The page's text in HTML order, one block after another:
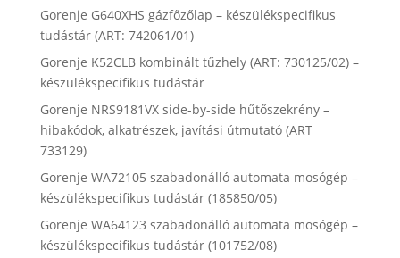
Gorenje G640XHS gázfőzőlap – készülékspecifikus
tudástár (ART: 742061/01)
Gorenje K52CLB kombinált tűzhely (ART: 730125/02) –
készülékspecifikus tudástár
Gorenje NRS9181VX side-by-side hűtőszekrény –
hibakódok, alkatrészek, javítási útmutató (ART
733129)
Gorenje WA72105 szabadonálló automata mosógép –
készülékspecifikus tudástár (185850/05)
Gorenje WA64123 szabadonálló automata mosógép –
készülékspecifikus tudástár (101752/08)